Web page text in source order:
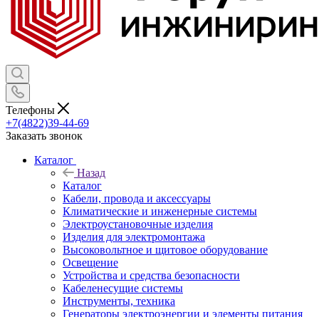
Телефоны
+7(4822)39-44-69
Заказать звонок
Каталог
Назад
Каталог
Кабели, провода и аксессуары
Климатические и инженерные системы
Электроустановочные изделия
Изделия для электромонтажа
Высоковольтное и щитовое оборудование
Освещение
Устройства и средства безопасности
Кабеленесущие системы
Инструменты, техника
Генераторы электроэнергии и элементы питания